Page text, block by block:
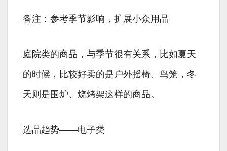
备注：参考季节影响，扩展小众用品
庭院类的商品，与季节很有关系，比如夏天
的时候，比较好卖的是户外摇椅、鸟笼，冬
天则是围炉、烧烤架这样的商品。
选品趋势——电子类